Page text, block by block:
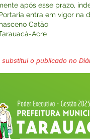
após esse prazo,
entra em vigor na
Catão
Acre
substitui o publicado no